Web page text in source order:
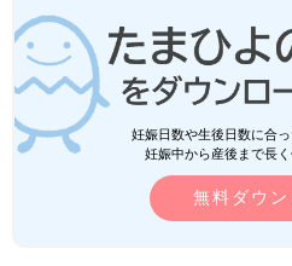
妊娠日数や生後日数に合
妊娠中から産後まで長
無料ダウン